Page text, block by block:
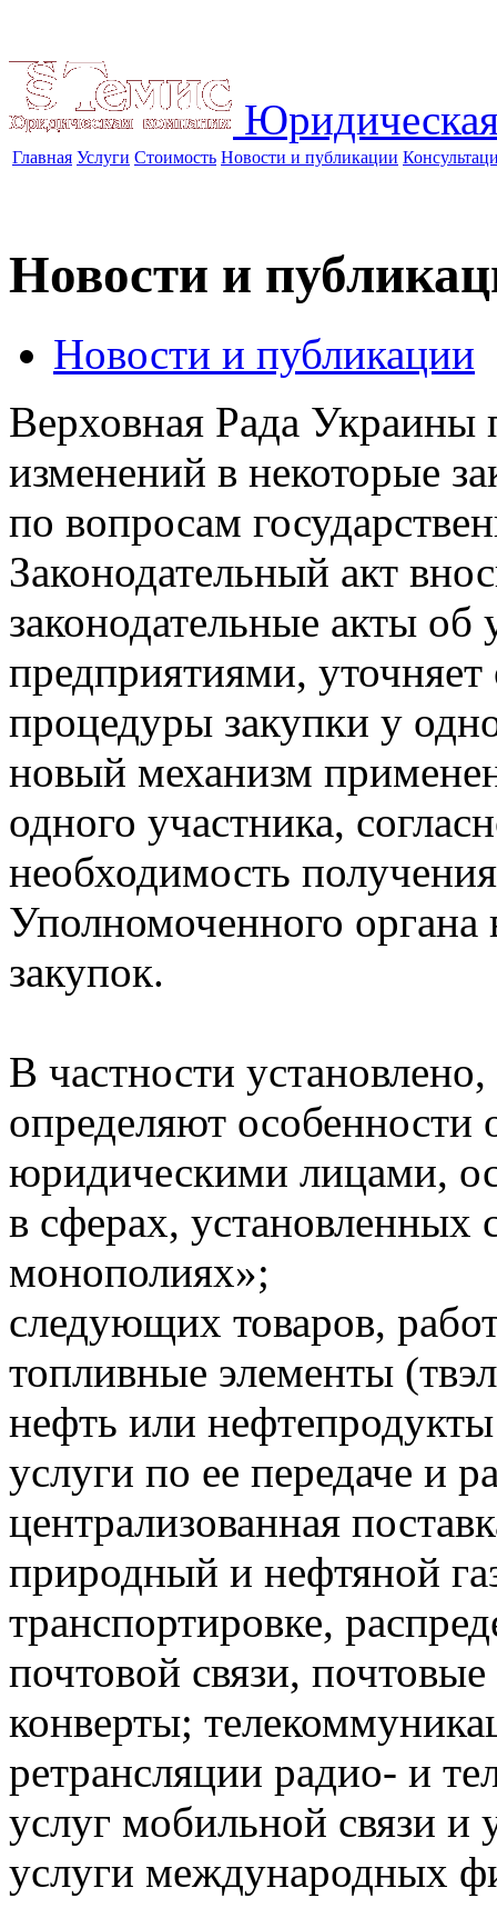
Главная Услуги Стоимость Новости и публикации
Новости и
Новости и публикации
Верховная Рада Украины
изменений в некоторые
по вопросам
Законодательный акт
законодательные акты
предприятиями,
процедуры закупки у
новый механизм
одного участника,
необходимость
Уполномоченного органа
закупок.
В частности
определяют особенности
юридическими лицами,
в сферах, установленных
монополиях»;
следующих товаров,
топливные элементы
нефть или
услуги по ее передаче и
централизованная
природный и нефтяной
транспортировке,
почтовой связи,
конверты;
ретрансляции радио- и
услуг мобильной связи и
услуги международных